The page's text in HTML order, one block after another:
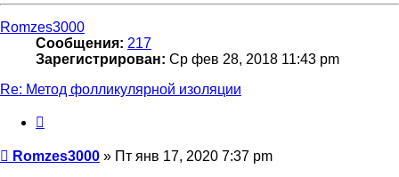
Romzes3000
Сообщения: 217
Зарегистрирован: Ср фев 28, 2018 11:43 pm
Re: Метод фолликулярной изоляции
Сообщение
Romzes3000 » Пт янв 17, 2020 7:37 pm